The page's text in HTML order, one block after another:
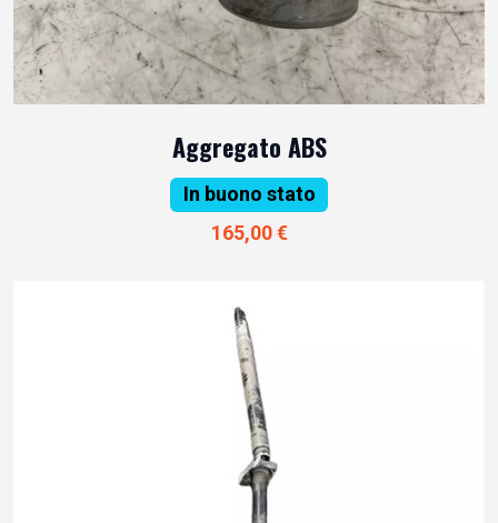
Aggregato ABS
In buono stato
165,00 €